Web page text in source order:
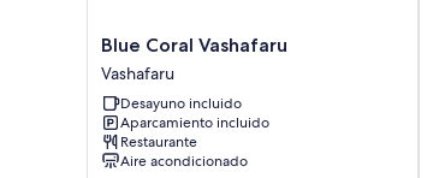
Blue
Coral
Vashafaru
Vashafaru
Blue Coral Vashafaru
Vashafaru
Desayuno incluido
Aparcamiento incluido
Restaurante
Aire acondicionado